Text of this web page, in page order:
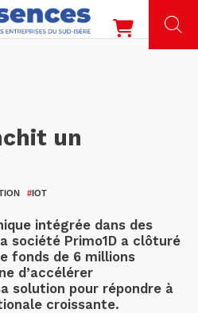
un
#IOT
intégrée dans des
société Primo1D a clôturé
fonds de 6 millions
d’accélérer
solution pour répondre à
croissante.